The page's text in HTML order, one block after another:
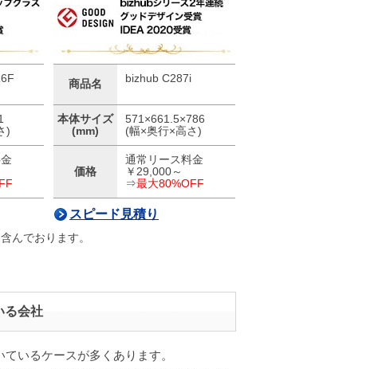
)
商品名 bizhub C287i
本体サイズ
(mm)
571×661.5×786
(幅×奥行×高さ)
価格
通常リース料金
￥29,000～
⇒最大80%OFF
スピード見積り
んでおります。
る会社
いるケースが多くあります。